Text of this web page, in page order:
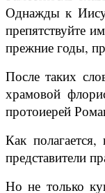
Однажды к
препятствуйте
прежние годы,
После таких
храмовой
протоиерей
Как
представители
Но не только